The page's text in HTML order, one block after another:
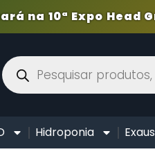
na 10ª Expo Head
Hidroponia